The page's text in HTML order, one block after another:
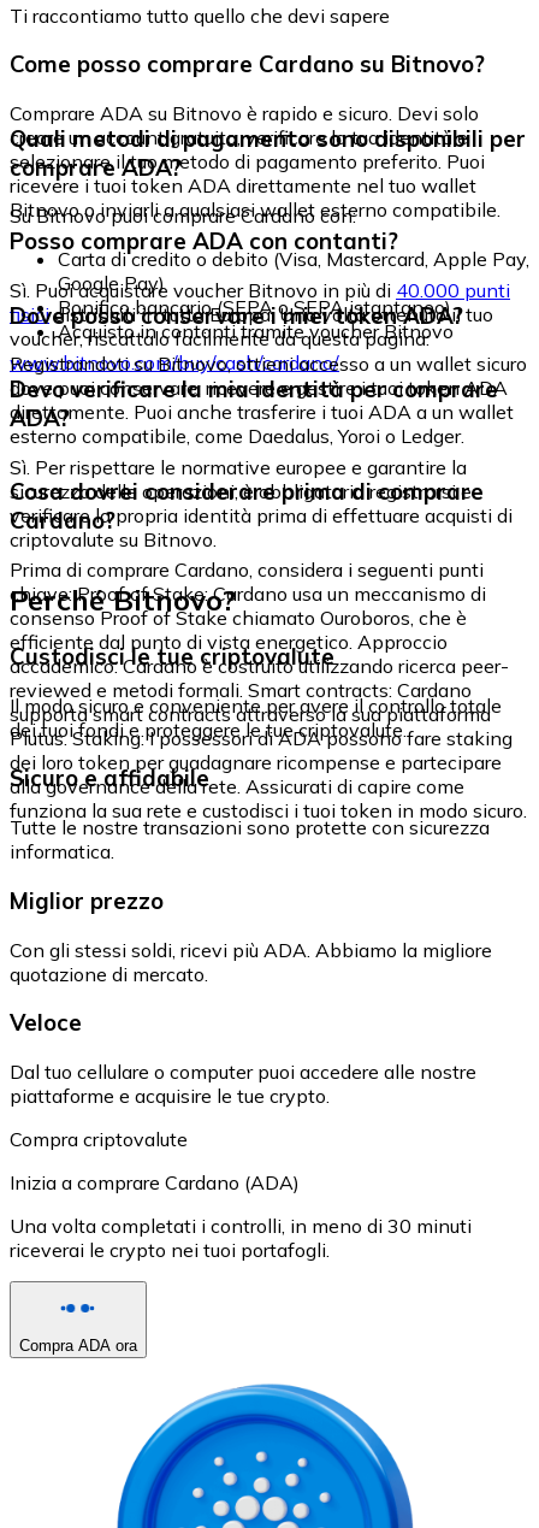
Ti raccontiamo tutto quello che devi sapere
Come posso comprare Cardano su Bitnovo?
Comprare ADA su Bitnovo è rapido e sicuro. Devi solo
creare un account gratuito, verificare la tua identità e
selezionare il tuo metodo di pagamento preferito. Puoi
ricevere i tuoi token ADA direttamente nel tuo wallet
Bitnovo o inviarli a qualsiasi wallet esterno compatibile.
Quali metodi di pagamento sono disponibili per
comprare ADA?
Su Bitnovo puoi comprare Cardano con:
Carta di credito o debito (Visa, Mastercard, Apple Pay,
Google Pay)
Bonifico bancario (SEPA o SEPA istantaneo)
Acquisto in contanti tramite voucher Bitnovo
Posso comprare ADA con contanti?
Sì. Puoi acquistare voucher Bitnovo in più di 40.000 punti
fisicidistribuiti in tutta Europa. Una volta ottenuto il tuo
voucher, riscattalo facilmente da questa pagina:
www.bitnovo.com/buy/cash/cardano/
Dove posso conservare i miei token ADA?
Registrandoti su Bitnovo, ottieni accesso a un wallet sicuro
dove puoi conservare, ricevere e gestire i tuoi token ADA
direttamente. Puoi anche trasferire i tuoi ADA a un wallet
esterno compatibile, come Daedalus, Yoroi o Ledger.
Devo verificare la mia identità per comprare
ADA?
Sì. Per rispettare le normative europee e garantire la
sicurezza delle operazioni, è obbligatorio registrarsi e
verificare la propria identità prima di effettuare acquisti di
criptovalute su Bitnovo.
Cosa dovrei considerare prima di comprare
Cardano?
Prima di comprare Cardano, considera i seguenti punti
chiave: Proof of Stake: Cardano usa un meccanismo di
consenso Proof of Stake chiamato Ouroboros, che è
efficiente dal punto di vista energetico. Approccio
accademico: Cardano è costruito utilizzando ricerca peer-
reviewed e metodi formali. Smart contracts: Cardano
supporta smart contracts attraverso la sua piattaforma
Plutus. Staking: I possessori di ADA possono fare staking
dei loro token per guadagnare ricompense e partecipare
alla governance della rete. Assicurati di capire come
funziona la sua rete e custodisci i tuoi token in modo sicuro.
Perché Bitnovo?
Custodisci le tue criptovalute
Il modo sicuro e conveniente per avere il controllo totale
dei tuoi fondi e proteggere le tue criptovalute.
Sicuro e affidabile
Tutte le nostre transazioni sono protette con sicurezza
informatica.
Miglior prezzo
Con gli stessi soldi, ricevi più ADA. Abbiamo la migliore
quotazione di mercato.
Veloce
Dal tuo cellulare o computer puoi accedere alle nostre
piattaforme e acquisire le tue crypto.
Compra criptovalute
Inizia a comprare Cardano (ADA)
Una volta completati i controlli, in meno di 30 minuti
riceverai le crypto nei tuoi portafogli.
Compra ADA ora